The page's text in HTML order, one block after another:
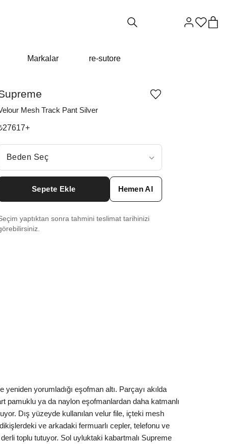
Markalar re-sutore
Mesh Track Pant Silver
Ürünü
çıkar
27617+
Seç
Beden Seç
Size S ₺37352
Size M ₺37352
Sepete Ekle Hemen Al
yaptıktan sonra tahmini teslimat tarihinizi
yorumladığı eşofman altı. Parçayı akılda
pamuklu ya da naylon eşofmanlardan daha katmanlı
Dış yüzeyde kullanılan velur file, içteki mesh
ve arkadaki fermuarlı cepler, telefonu ve
toplu tutuyor. Sol uyluktaki kabartmalı Supreme